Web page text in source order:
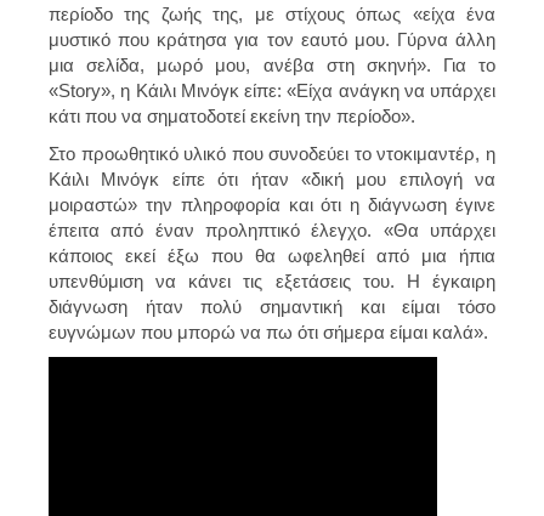
περίοδο της ζωής της, με στίχους όπως «είχα ένα
μυστικό που κράτησα για τον εαυτό μου. Γύρνα άλλη
μια σελίδα, μωρό μου, ανέβα στη σκηνή». Για το
«Story», η Κάιλι Μινόγκ είπε: «Είχα ανάγκη να υπάρχει
κάτι που να σηματοδοτεί εκείνη την περίοδο».
Στο προωθητικό υλικό που συνοδεύει το ντοκιμαντέρ, η
Κάιλι Μινόγκ είπε ότι ήταν «δική μου επιλογή να
μοιραστώ» την πληροφορία και ότι η διάγνωση έγινε
έπειτα από έναν προληπτικό έλεγχο. «Θα υπάρχει
κάποιος εκεί έξω που θα ωφεληθεί από μια ήπια
υπενθύμιση να κάνει τις εξετάσεις του. Η έγκαιρη
διάγνωση ήταν πολύ σημαντική και είμαι τόσο
ευγνώμων που μπορώ να πω ότι σήμερα είμαι καλά».